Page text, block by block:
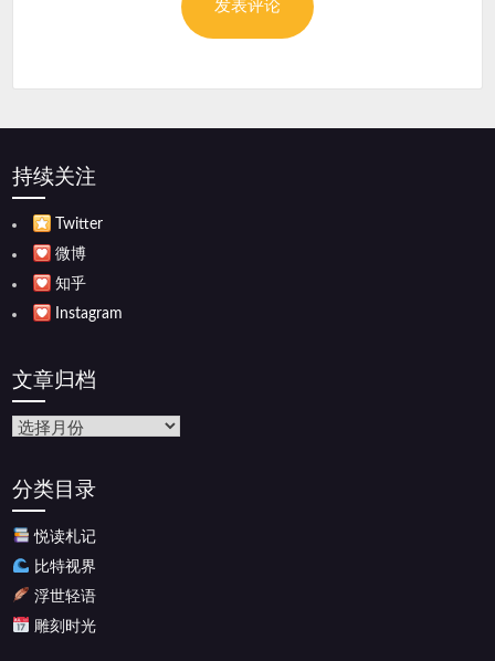
持续关注
Twitter
微博
知乎
Instagram
文章归档
文
档
分类目录
悦读札记
比特视界
浮世轻语
雕刻时光